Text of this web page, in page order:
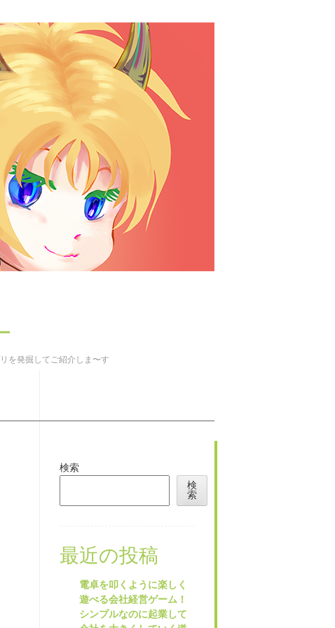
を発掘してご紹介しま〜す
検索
検
索
最近の投稿
電卓を叩くように楽しく
遊べる会社経営ゲーム！
シンプルなのに起業して